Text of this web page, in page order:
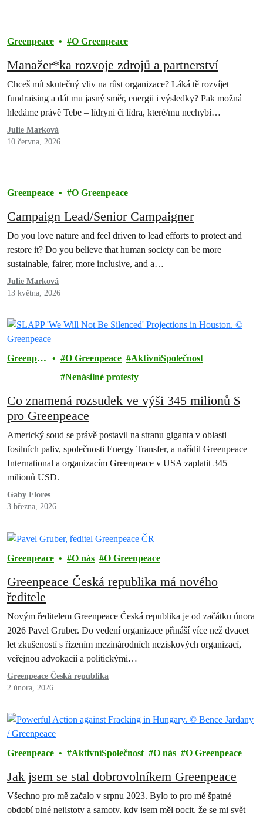
Greenpeace O Greenpeace
Manažer*ka rozvoje zdrojů a partnerství
Chceš mít skutečný vliv na růst organizace? Láká tě rozvíjet
fundraising a dát mu jasný směr, energii i výsledky? Pak možná
hledáme právě Tebe – lídryni či lídra, které/mu nechybí…
Julie Marková
10 června, 2026
Greenpeace O Greenpeace
Campaign Lead/Senior Campaigner
Do you love nature and feel driven to lead efforts to protect and
restore it? Do you believe that human society can be more
sustainable, fairer, more inclusive, and a…
Julie Marková
13 května, 2026
Greenpea
O Greenpeace
AktivníSpolečnost
Nenásilné protesty
Co znamená rozsudek ve výši 345 milionů $
pro Greenpeace
Americký soud se právě postavil na stranu giganta v oblasti
fosilních paliv, společnosti Energy Transfer, a nařídil Greenpeace
International a organizacím Greenpeace v USA zaplatit 345
milionů USD.
Gaby Flores
3 března, 2026
Greenpeace O nás O Greenpeace
Greenpeace Česká republika má nového
ředitele
Novým ředitelem Greenpeace Česká republika je od začátku února
2026 Pavel Gruber. Do vedení organizace přináší více než dvacet
let zkušeností s řízením mezinárodních neziskových organizací,
veřejnou advokacií a politickými…
Greenpeace Česká republika
2 února, 2026
Greenpeace AktivníSpolečnost O nás O Greenpeace
Jak jsem se stal dobrovolníkem Greenpeace
Všechno pro mě začalo v srpnu 2023. Bylo to pro mě špatné
období plné nejistoty a samoty, kdy jsem měl pocit, že se mi svět